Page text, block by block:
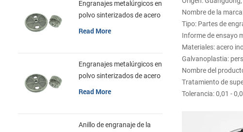
Nombre de la
Tipo: Partes de
Informe de ensayo
Materiales: acero
Galvanoplastia:
Nombre del
Tratamiento de
Tolerancia: 0,01 -
Engranajes metalúrgicos en
polvo sinterizados de acero
inoxidable
Read More
Engranajes metalúrgicos en
polvo sinterizados de acero
inoxidable
Read More
Anillo de engranaje de la